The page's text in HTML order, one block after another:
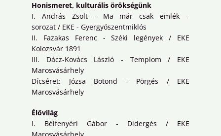
Honismeret, kulturális örökségünk
I. András Zsolt - Ma már csak emlék –
sorozat / EKE - Gyergyószentmiklós
II. Fazakas Ferenc - Széki legények / EKE
Kolozsvár 1891
III. Dácz-Kovács László - Templom / EKE
Marosvásárhely
Dícséret: Józsa Botond - Pörgés / EKE
Marosvásárhely
Élővilág
I. Bélfenyéri Gábor - Didergés / EKE